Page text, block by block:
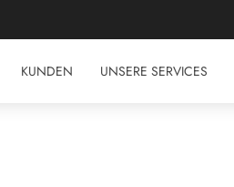
KUNDEN UNSERE SERVICES